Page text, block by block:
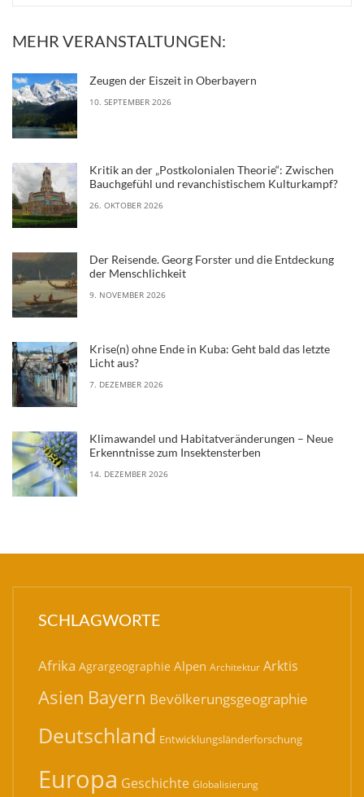
MEHR VERANSTALTUNGEN:
Zeugen der Eiszeit in Oberbayern
10. SEPTEMBER 2026
Kritik an der „Postkolonialen Theorie“: Zwischen
Bauchgefühl und revanchistischem Kulturkampf?
26. OKTOBER 2026
Der Reisende. Georg Forster und die Entdeckung
der Menschlichkeit
9. NOVEMBER 2026
Krise(n) ohne Ende in Kuba: Geht bald das letzte
Licht aus?
7. DEZEMBER 2026
Klimawandel und Habitatveränderungen – Neue
Erkenntnisse zum Insektensterben
14. DEZEMBER 2026
SCHLAGWORTE
Afrika Agrargeographie Alpen Architektur Arktis
Asien Bayern Bevölkerungsgeographie
Deutschland Entwicklungsländerforschung
Europa Geschichte Globalisierung